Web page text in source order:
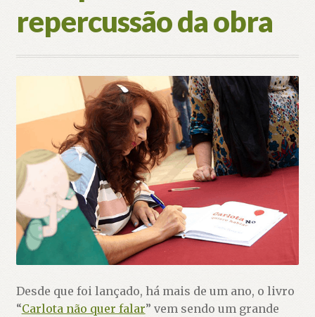
repercussão da obra
Desde que foi lançado, há mais de um ano, o livro
“Carlota não quer falar” vem sendo um grande